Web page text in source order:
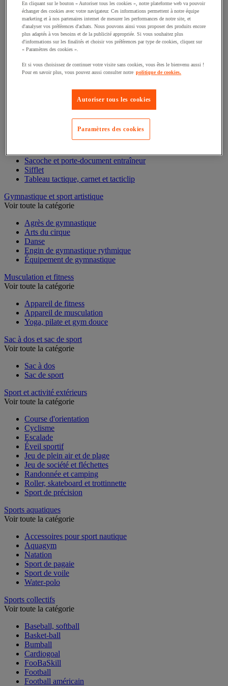
Brassard de sport
Carton, plaquette et accessoires arbitre
Cerceau et jalon de sport
Chasuble de sport
Chronomètre de sport
Corde à grimper et mât
Échelle de rythme
Gonfleur et compresseur pour ballon de sport
Haie d'entraînement sportif
Harnais de résistance et traineau sportif
Marquage de terrain en intérieur
Médaille et ruban sportif
Plot et cône de sport
Revêtement de sol pour salles de sport
Sacoche et porte-document entraîneur
Sifflet
Gymnastique et sport artistique
Agrès de gymnastique
Arts du cirque
Danse
Engin de gymnastique rythmique
Musculation et fitness
Appareil de fitness
Appareil de musculation
Sac à dos et sac de sport
Sac à dos
Sport et activité extérieurs
Course d'orientation
Cyclisme
Escalade
Éveil sportif
Jeu de plein air et de plage
Jeu de société et fléchettes
Randonnée et camping
Roller, skateboard et trottinnette
Sports aquatiques
Accessoires pour sport nautique
Aquagym
Natation
Sport de pagaie
Sport de voile
Sports collectifs
Baseball, softball
Basket-ball
Bumball
Cardiogoal
FooBaSkill
Football
En cliquant sur le bouton « Autoriser tous les cookies », notre plateforme web va pouvoir
échanger des cookies avec votre navigateur. Ces informations permettent à notre équipe
marketing et à nos partenaires internet de mesurer les performances de notre site, et
d'analyser vos préférences d'achats. Nous pouvons ainsi vous proposer des produits encore
plus adaptés à vos besoins et de la publicité appropriée. Si vous souhaitez plus
d'informations sur les finalités et choisir vos préférences par type de cookies, cliquez sur
« Paramètres des cookies ».
Et si vous choisissez de continuer votre visite sans cookies, vous êtes le bienvenu aussi !
Pour en savoir plus, vous pouvez aussi consulter notre politique de cookies.
Autoriser tous les cookies
Paramètres des cookies